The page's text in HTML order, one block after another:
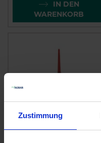
Zustimmung
IN DEN
WARENKORB